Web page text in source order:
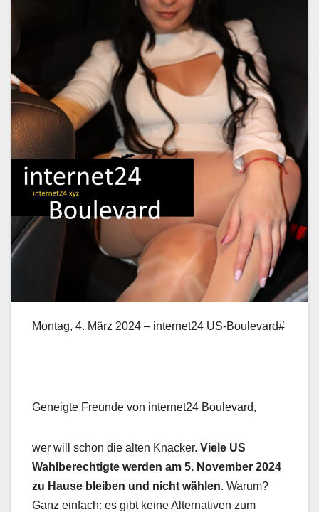
Montag, 4. März 2024 – internet24 US-Boulevard#
Geneigte Freunde von internet24 Boulevard,
wer will schon die alten Knacker. Viele US
Wahlberechtigte werden am 5. November 2024
zu Hause bleiben und nicht wählen. Warum?
Ganz einfach: es gibt keine Alternativen zum